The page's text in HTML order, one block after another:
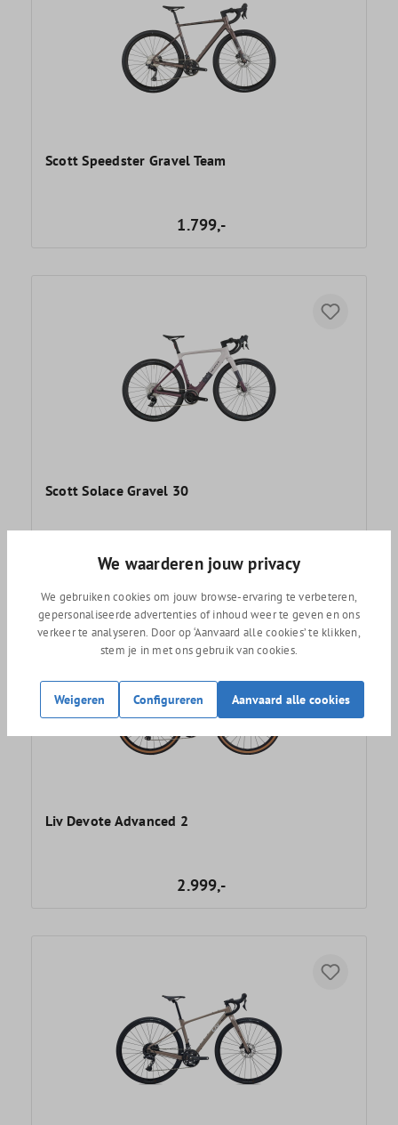
Scott Speedster Gravel Team
1.799,-
Scott Solace Gravel 30
5.999,-
Liv Devote Advanced 2
2.999,-
We waarderen jouw privacy
We gebruiken cookies om jouw browse-ervaring te verbeteren,
gepersonaliseerde advertenties of inhoud weer te geven en ons
verkeer te analyseren. Door op ‘Aanvaard alle cookies’ te klikken,
stem je in met ons gebruik van cookies.
Weigeren Configureren Aanvaard alle cookies